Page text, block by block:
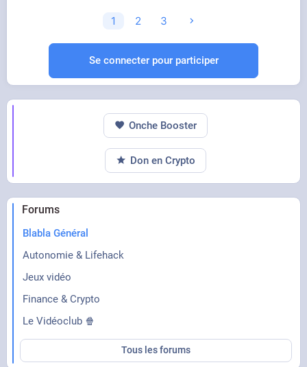
1 2 3
Se connecter pour participer
Forums
Blabla Général
Autonomie & Lifehack
Jeux vidéo
Finance & Crypto
Le Vidéoclub 🍿
Tous les forums
Onche Booster
Don en Crypto